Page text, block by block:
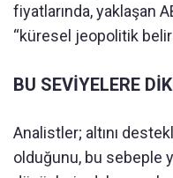
fiyatlarında, yaklaşan
“küresel jeopolitik
BU SEVİYELERE
Analistler; altını
olduğunu, bu sebeple